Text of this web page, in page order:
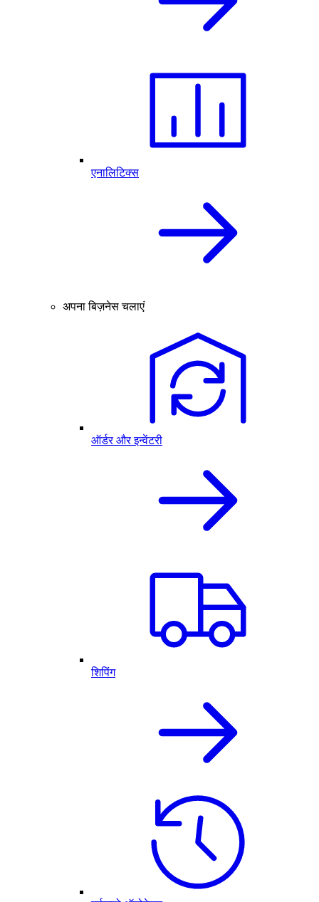
एनालिटिक्स
अपना बिज़नेस चलाएं
ऑर्डर और इन्वेंटरी
शिपिंग